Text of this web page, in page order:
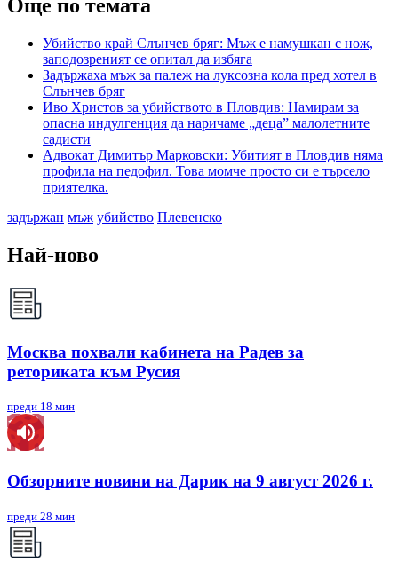
Още по темата
Убийство край Слънчев бряг: Мъж е намушкан с нож,
заподозреният се опитал да избяга
Задържаха мъж за палеж на луксозна кола пред хотел в
Слънчев бряг
Иво Христов за убийството в Пловдив: Намирам за
опасна индулгенция да наричаме „деца” малолетните
садисти
Адвокат Димитър Марковски: Убитият в Пловдив няма
профила на педофил. Това момче просто си е търсело
приятелка.
задържан мъж убийство Плевенско
Най-ново
Москва похвали кабинета на Радев за
реториката към Русия
преди 18 мин
Обзорните новини на Дарик на 9 август 2026 г.
преди 28 мин